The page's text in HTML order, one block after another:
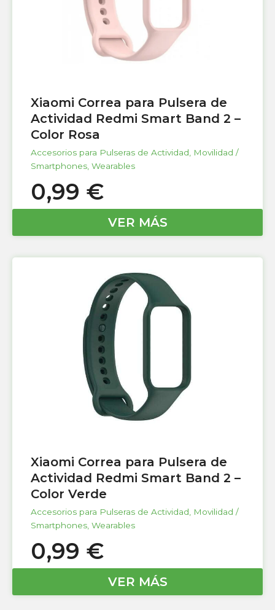
Xiaomi Correa para Pulsera de
Actividad Redmi Smart Band 2 –
Color Rosa
Accesorios para Pulseras de Actividad
Movilidad /
Smartphones Wearables
0,99 €
VER MÁS
Xiaomi Correa para Pulsera de
Actividad Redmi Smart Band 2 –
Color Verde
Accesorios para Pulseras de Actividad, Movilidad /
Smartphones, Wearables
0,99 €
VER MÁS